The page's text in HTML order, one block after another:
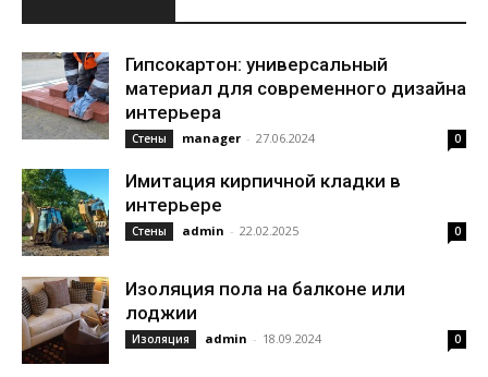
Гипсокартон: универсальный
материал для современного дизайна
интерьера
Стены manager - 27.06.2024 0
Имитация кирпичной кладки в
интерьере
Стены admin - 22.02.2025 0
Изоляция пола на балконе или
лоджии
Изоляция admin - 18.09.2024 0